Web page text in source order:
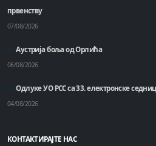
првенству
07/08/2026
Аустрија боља од Орлића
06/08/2026
Одлуке УО РСС са 33. електронске
04/08/2026
КОНТАКТИРАЈТЕ НАС